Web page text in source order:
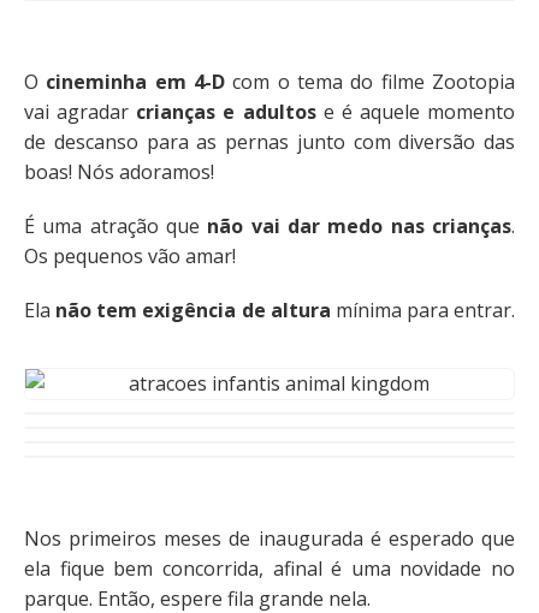
O cineminha em 4-D com o tema do filme Zootopia
vai agradar crianças e adultose é aquele momento
de descanso para as pernas junto com diversão das
boas! Nós adoramos!
É uma atração que não vai dar medo nas crianças.
Os pequenos vão amar!
Ela não tem exigência de altura mínima para entrar.
Nos primeiros meses de inaugurada é esperado que
ela fique bem concorrida, afinal é uma novidade no
parque. Então, espere fila grande nela.